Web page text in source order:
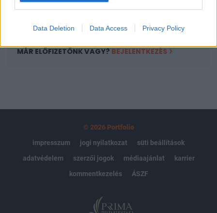
Data Deletion Data Access Privacy Policy
MÁR ELŐFIZETŐNK VAGY? BEJELENTKEZÉS
© 2026 Portfolio
impresszum
jogi nyilatkozat
süti beállítások
adatvédelem
szerzői jogok médiaajánlat
karrier
kommentkezelés
ÁSZF